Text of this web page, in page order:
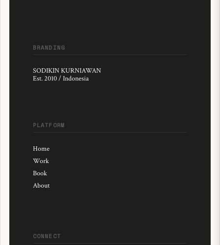
BRANDING
SODIKIN KURNIAWAN
Est. 2010 / Indonesia
PLATFORM
Home
Work
Book
About
CONNECT